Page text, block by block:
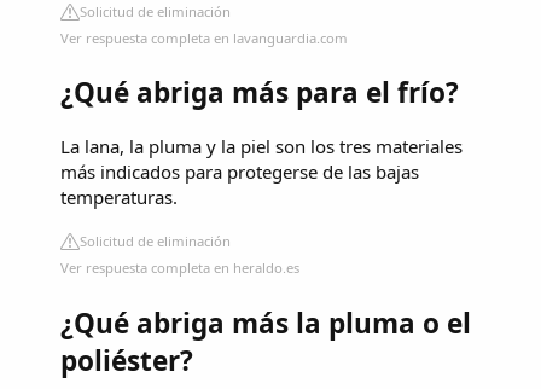
Solicitud de eliminación
Ver respuesta completa en lavanguardia.com
¿Qué abriga más para el frío?
La lana, la pluma y la piel son los tres materiales
más indicados para protegerse de las bajas
temperaturas.
Solicitud de eliminación
Ver respuesta completa en heraldo.es
¿Qué abriga más la pluma o el
poliéster?